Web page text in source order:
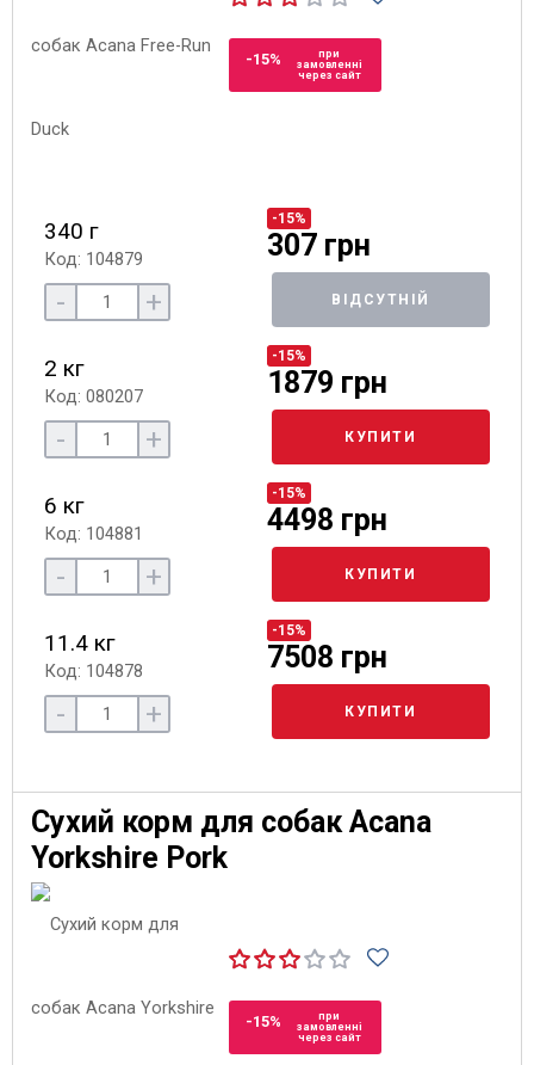
-15%
при
замовленні
через сайт
340 г
Код: 104879
-15%
307 грн
- + ВІДСУТНІЙ
2 кг
Код: 080207
-15%
1879 грн
- + КУПИТИ
6 кг
Код: 104881
-15%
4498 грн
- + КУПИТИ
11.4 кг
Код: 104878
-15%
7508 грн
- + КУПИТИ
Сухий корм для собак Acana
Yorkshire Pork
-15%
при
замовленні
через сайт